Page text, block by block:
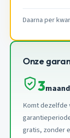
Daarna per
Onze
3
Komt
gratis, zonder